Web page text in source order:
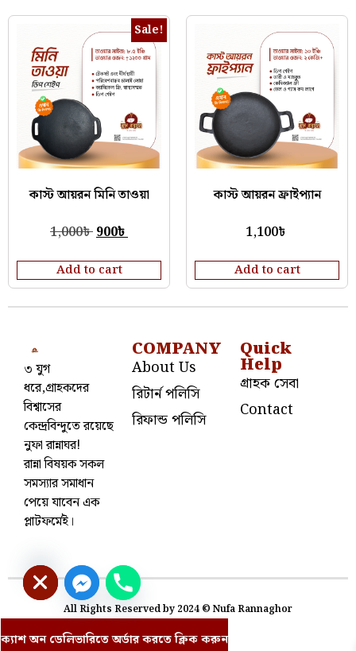
Sale!
কাস্ট আয়রন মিনি তাওয়া
1,000৳900৳
Add to cart
কাস্ট আয়রন ফ্রাইপ্যান
1,100৳
Add to cart
৩ যুগ
ধরে,গ্রাহকদের
বিশ্বাসের
কেন্দ্রবিন্দুতে রয়েছে
নুফা রান্নাঘর!
রান্না বিষয়ক সকল
সমস্যার সমাধান
পেয়ে যাবেন এক
প্লাটফর্মেই।
COMPANY
About Us
রিটার্ন পলিসি
রিফান্ড পলিসি
Quick
Help
গ্রাহক সেবা
Contact
All Rights Reserved by 2024 © Nufa Rannaghor
ক্যাশ অন ডেলিভারিতে অর্ডার করতে ক্লিক করুন